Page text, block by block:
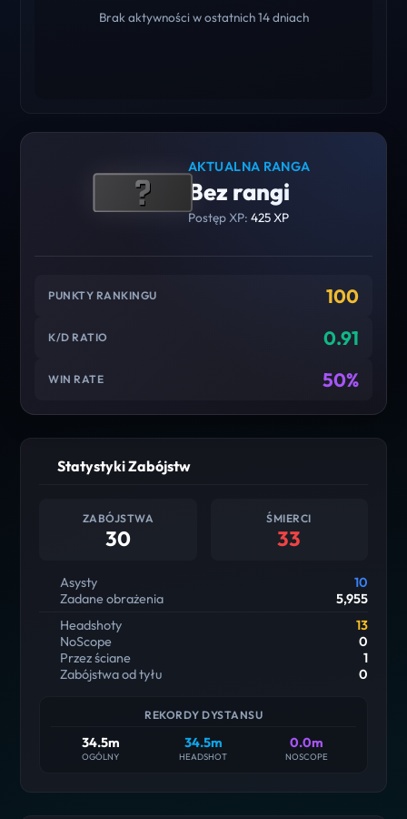
Brak aktywności w ostatnich 14 dniach
AKTUALNA RANGA
Bez rangi
Postęp XP: 425 XP
PUNKTY RANKINGU 100
K/D RATIO 0.91
WIN RATE 50%
Statystyki Zabójstw
ZABÓJSTWA
30
ŚMIERCI
33
Asysty
10
Zadane obrażenia
5,955
Headshoty
13
NoScope
0
Przez ściane
1
Zabójstwa od tyłu
0
REKORDY DYSTANSU
34.5m
OGÓLNY
34.5m
HEADSHOT
0.0m
NOSCOPE